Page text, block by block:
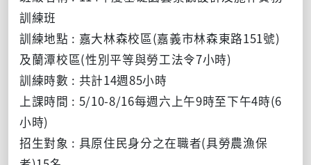
訓練班
訓練地點 : 嘉大林森校區(嘉義市林森東路151號)
及蘭潭校區(性別平等與勞工法令7小時)
訓練時數 : 共計14週85小時
上課時間 : 5/10-8/16每週六上午9時至下午4時(6
小時)
招生對象 : 具原住民身分之在職者(具勞農漁保